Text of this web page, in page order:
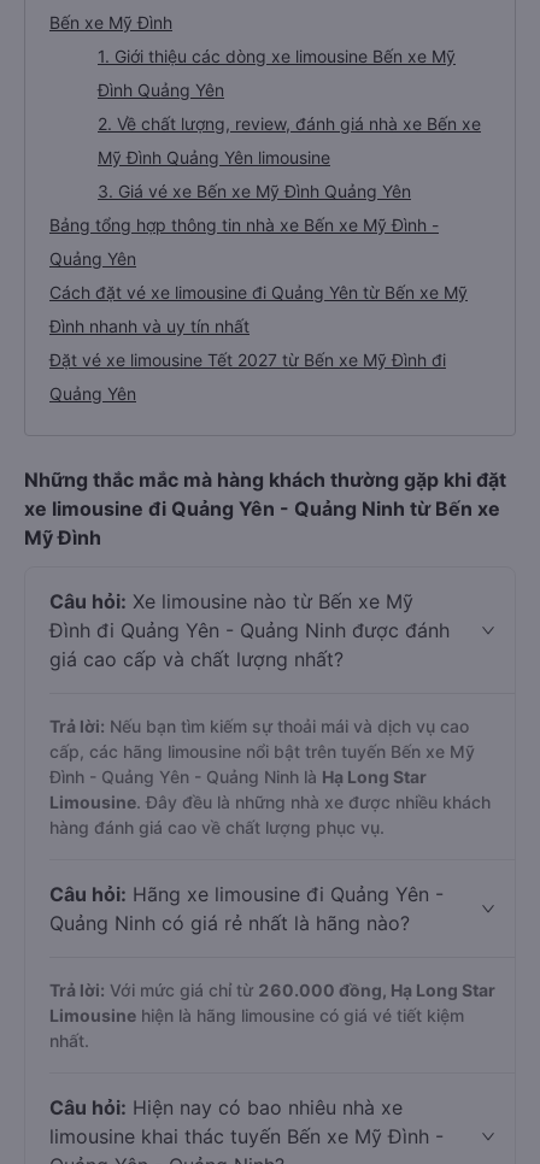
Bến xe Mỹ Đình
1. Giới thiệu các dòng xe limousine Bến xe Mỹ
Đình Quảng Yên
2. Về chất lượng, review, đánh giá nhà xe Bến xe
Mỹ Đình Quảng Yên limousine
3. Giá vé xe Bến xe Mỹ Đình Quảng Yên
Bảng tổng hợp thông tin nhà xe Bến xe Mỹ Đình -
Quảng Yên
Cách đặt vé xe limousine đi Quảng Yên từ Bến xe Mỹ
Đình nhanh và uy tín nhất
Đặt vé xe limousine Tết 2027 từ Bến xe Mỹ Đình đi
Quảng Yên
Những thắc mắc mà hàng khách thường gặp khi đặt
xe limousine đi Quảng Yên - Quảng Ninh từ Bến xe
Mỹ Đình
Câu hỏi: Xe limousine nào từ Bến xe Mỹ
Đình đi Quảng Yên - Quảng Ninh được đánh
giá cao cấp và chất lượng nhất?
Trả lời: Nếu bạn tìm kiếm sự thoải mái và dịch vụ cao
cấp, các hãng limousine nổi bật trên tuyến Bến xe Mỹ
Đình - Quảng Yên - Quảng Ninh là Hạ Long Star
Limousine. Đây đều là những nhà xe được nhiều khách
hàng đánh giá cao về chất lượng phục vụ.
Câu hỏi: Hãng xe limousine đi Quảng Yên -
Quảng Ninh có giá rẻ nhất là hãng nào?
Trả lời: Với mức giá chỉ từ 260.000 đồng, Hạ Long Star
Limousine hiện là hãng limousine có giá vé tiết kiệm
nhất.
Câu hỏi: Hiện nay có bao nhiêu nhà xe
limousine khai thác tuyến Bến xe Mỹ Đình -